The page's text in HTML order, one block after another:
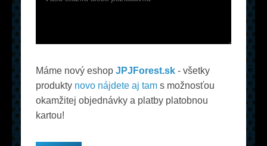
Máme nový eshop JPJForest.sk - všetky
produkty novo nájdete aj tam s možnosťou
okamžitej objednávky a platby platobnou
kartou!